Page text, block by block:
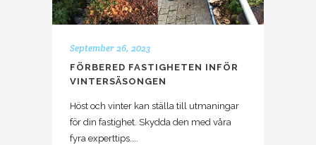
September 26, 2023
FÖRBERED FASTIGHETEN INFÖR
VINTERSÄSONGEN
Höst och vinter kan ställa till utmaningar
för din fastighet. Skydda den med våra
fyra experttips....